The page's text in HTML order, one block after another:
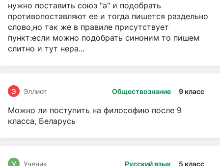
нужно поставить союз "а" и подобрать
противопоставляют ее и тогда пишется раздельно
слово,но так же в правиле присутствует
пункт:если можно подобрать синоним то пишем
слитно и тут нера...
Обществознание 9 класс
Э Эллиот
Можно ли поступить на философию после 9
класса, Беларусь
Русский язык 5 класс
У Ученик